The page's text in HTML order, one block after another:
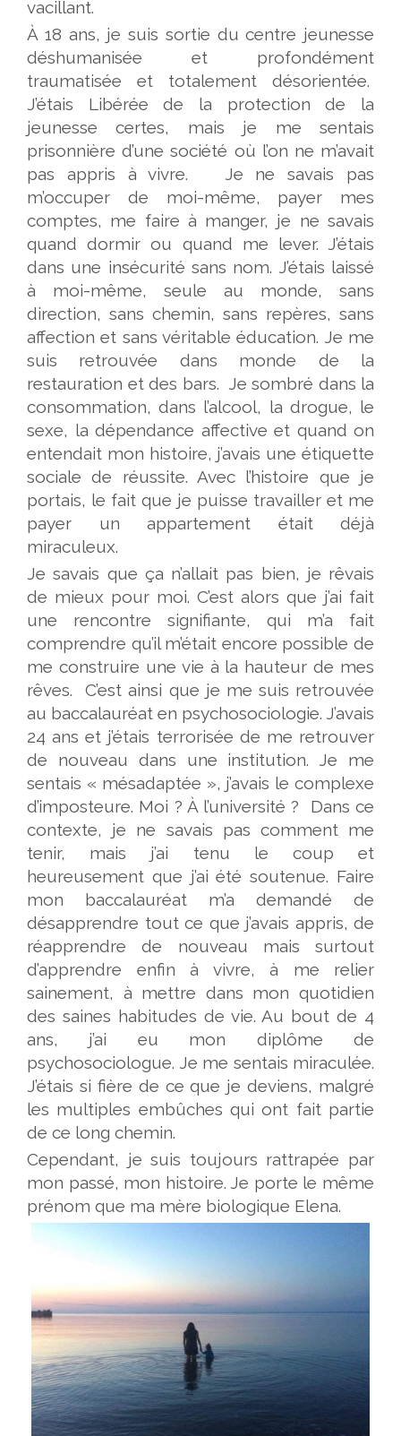
vacillant.
À 18 ans, je suis sortie du centre jeunesse
déshumanisée et profondément
traumatisée et totalement désorientée.
J’étais Libérée de la protection de la
jeunesse certes, mais je me sentais
prisonnière d’une société où l’on ne m’avait
pas appris à vivre. Je ne savais pas
m’occuper de moi-même, payer mes
comptes, me faire à manger, je ne savais
quand dormir ou quand me lever. J’étais
dans une insécurité sans nom. J’étais laissé
à moi-même, seule au monde, sans
direction, sans chemin, sans repères, sans
affection et sans véritable éducation. Je me
suis retrouvée dans monde de la
restauration et des bars. Je sombré dans la
consommation, dans l’alcool, la drogue, le
sexe, la dépendance affective et quand on
entendait mon histoire, j’avais une étiquette
sociale de réussite. Avec l’histoire que je
portais, le fait que je puisse travailler et me
payer un appartement était déjà
miraculeux.
Je savais que ça n’allait pas bien, je rêvais
de mieux pour moi. C’est alors que j’ai fait
une rencontre signifiante, qui m’a fait
comprendre qu’il m’était encore possible de
me construire une vie à la hauteur de mes
rêves. C’est ainsi que je me suis retrouvée
au baccalauréat en psychosociologie. J’avais
24 ans et j’étais terrorisée de me retrouver
de nouveau dans une institution. Je me
sentais « mésadaptée », j’avais le complexe
d’imposteure. Moi ? À l’université ? Dans ce
contexte, je ne savais pas comment me
tenir, mais j’ai tenu le coup et
heureusement que j’ai été soutenue. Faire
mon baccalauréat m’a demandé de
désapprendre tout ce que j’avais appris, de
réapprendre de nouveau mais surtout
d’apprendre enfin à vivre, à me relier
sainement, à mettre dans mon quotidien
des saines habitudes de vie. Au bout de 4
ans, j’ai eu mon diplôme de
psychosociologue. Je me sentais miraculée.
J’étais si fière de ce que je deviens, malgré
les multiples embûches qui ont fait partie
de ce long chemin.
Cependant, je suis toujours rattrapée par
mon passé, mon histoire. Je porte le même
prénom que ma mère biologique Elena.